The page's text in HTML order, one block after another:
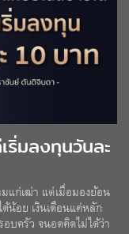
ริ่มลงทุนวันละ
แก่เฒ่า แต่เมื่อมองย้อน
น้อย เงินเดือนแค่หลัก
บครัว จนอดคิดไม่ได้ว่า